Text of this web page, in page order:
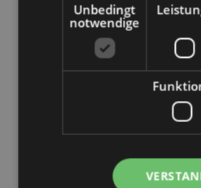
Produkttressourcen:
Möchten Sie mehr über
erfahren?Dann lesen Sie
Kundeninformationen.
Produktattribute
Höhe 28cm
5055071504518
Unbedingt
notwendige